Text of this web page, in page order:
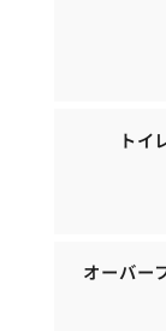
トイ
オーバー